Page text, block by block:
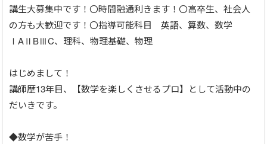
講生大募集中です！〇時間融通利きます！〇高卒生、社会人
の方も大歓迎です！〇指導可能科目 英語、算数、数学
ⅠAⅡBⅢC、理科、物理基礎、物理
はじめまして！
講師歴13年目、【数学を楽しくさせるプロ】として活動中の
だいきです。
◆数学が苦手！